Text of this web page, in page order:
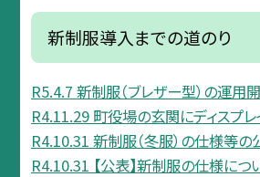
新制服導入までの道のり
R5.4.7 新制服（ブレザー型）の運用
R4.11.29 町役場の玄関にディスプレ
R4.10.31 新制服（冬服）の仕様等の
R4.10.31 【公表】新制服の仕様につい